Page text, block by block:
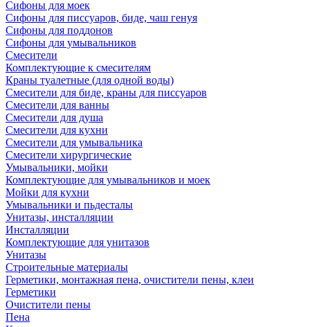
Сифоны для моек
Сифоны для писсуаров, биде, чаш генуя
Сифоны для поддонов
Сифоны для умывальников
Смесители
Комплектующие к смесителям
Краны туалетные (для одной воды)
Смесители для биде, краны для писсуаров
Смесители для ванны
Смесители для душа
Смесители для кухни
Смесители для умывальника
Смесители хирургические
Умывальники, мойки
Комплектующие для умывальников и моек
Мойки для кухни
Умывальники и пьдесталы
Унитазы, инсталляции
Инсталляции
Комплектующие для унитазов
Унитазы
Строительные материалы
Герметики, монтажная пена, очистители пены, клеи
Герметики
Очистители пены
Пена